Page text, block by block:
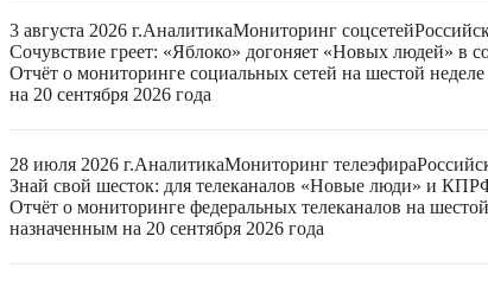
3 августа 2026 г.АналитикаМониторинг соцсетей
Сочувствие греет: «Яблоко» догоняет «Новых людей» в
Отчёт о мониторинге социальных сетей на шестой
на 20 сентября 2026 года
28 июля 2026 г.АналитикаМониторинг телеэфира
Знай свой шесток: для телеканалов «Новые люди» и
Отчёт о мониторинге федеральных телеканалов на
назначенным на 20 сентября 2026 года